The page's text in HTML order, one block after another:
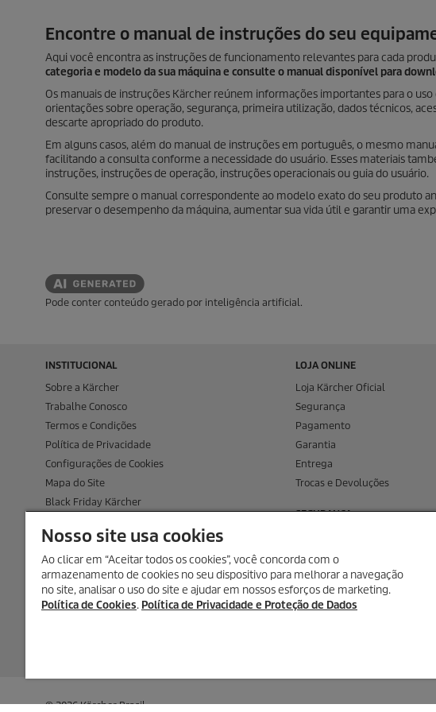
Encontre o manual de instruções do seu
Aqui você encontra as instruções de funcionamento relevantes para cada
categoria e modelo da sua máquina e consulte o manual disponível para
Os manuais de instruções Kärcher reúnem informações importantes para o
orientações sobre operação, segurança, primeira utilização, dados técnicos,
descarte apropriado do produto.
Em alguns casos, além do manual de instruções em português, o mesmo
facilitando a consulta conforme a necessidade do usuário. Esses materiais
instruções, instruções de operação, instruções operacionais ou guia do usuário.
Consulte sempre o manual correspondente ao modelo exato do seu produto
preservar o desempenho da máquina, aumentar sua vida útil e garantir uma
Pode conter conteúdo gerado por inteligência artificial.
INSTITUCIONAL
Sobre a Kärcher
Trabalhe Conosco
Termos e Condições
Política de Privacidade
Configurações de Cookies
Mapa do Site
Black Friday Kärcher
Assistência Técnica Kärcher
LOJA ONLINE
Loja Kärcher Oficial
Segurança
Pagamento
Garantia
Entrega
Trocas e Devoluções
SEGURANÇA
© 2026 Kärcher Brasil
Nosso site usa cookies
Ao clicar em “Aceitar todos os cookies”, você concorda com o
armazenamento de cookies no seu dispositivo para melhorar a navegação
no site, analisar o uso do site e ajudar em nossos esforços de marketing.
Política de Cookies. Política de Privacidade e Proteção de Dados